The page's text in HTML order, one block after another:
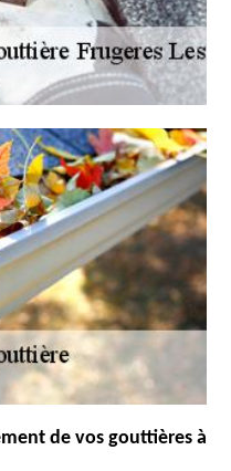
de vos gouttières à